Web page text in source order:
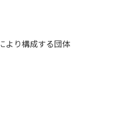
より構成する団体